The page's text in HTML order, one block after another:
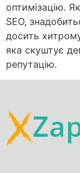
оптимізацію.
SEO,
досить
яка скуштує
репутацію.